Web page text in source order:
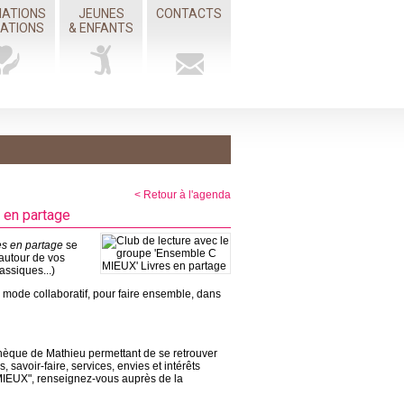
JEUNES
& ENFANTS
CONTACTS
< Retour à l'agenda
partage
en partage se
de vos
collaboratif, pour faire ensemble, dans
de Mathieu permettant de se retrouver
savoir-faire, services, envies et intérêts
renseignez-vous auprès de la